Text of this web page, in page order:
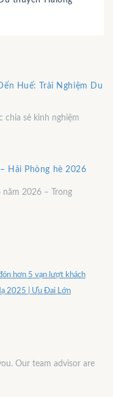
Huế: Trải Nghiệm Du
chia sẻ kinh nghiệm
Hải Phòng hè 2026
năm 2026 – Trong
hơn 5 vạn lượt khách
2025 | Ưu Đai Lớn
Our team advisor are